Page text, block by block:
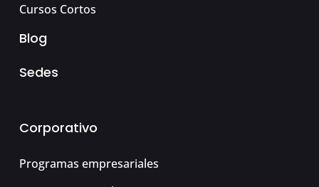
Cursos Cortos
Blog
Sedes
Corporativo
Programas empresariales